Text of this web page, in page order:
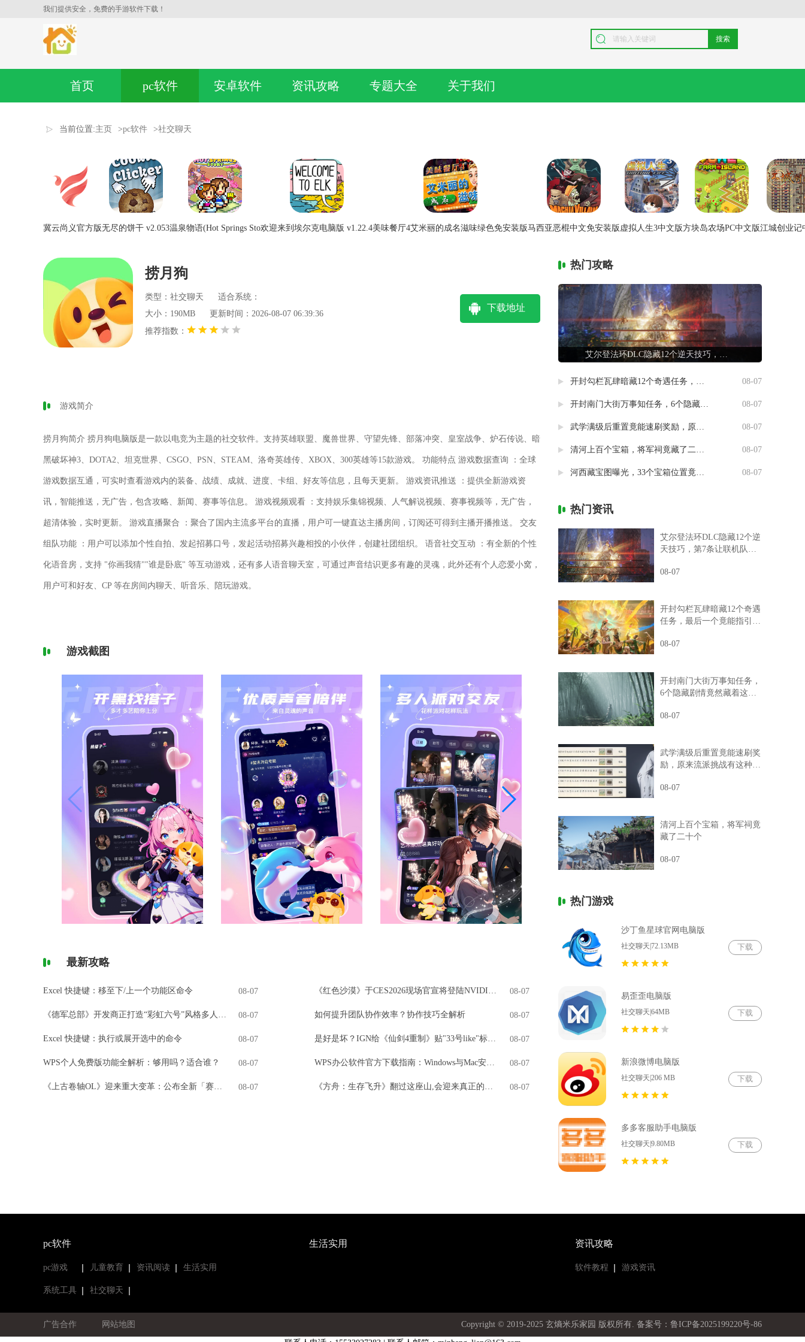
我们提供安全，免费的手游软件下载！
搜索
首页 pc软件 安卓软件 资讯攻略 专题大全 关于我们
当前位置:主页 >pc软件 >社交聊天
冀云尚义官方版无尽的饼干 v2.053温泉物语(Hot Springs Sto欢迎来到埃尔克电脑版 v1.22.4美味餐厅4艾米丽的成名滋味绿色免安装版马西亚恶棍中文免安装版 虚拟人生3中文版方块岛农场PC中文版江城创业记
捞月狗
类型：社交聊天
适合系统：
大小：190MB
更新时间：2026-08-07 06:39:36
推荐指数：
下载地址
游戏简介
捞月狗简介 捞月狗电脑版是一款以电竞为主题的社交软件。支持英雄联盟、魔兽世界、守望先锋、部落冲突、皇室战争、炉石传说、暗
黑破坏神3、DOTA2、坦克世界、CSGO、PSN、STEAM、洛奇英雄传、XBOX、300英雄等15款游戏。 功能特点 游戏数据查询 ：全球
游戏数据互通，可实时查看游戏内的装备、战绩、成就、进度、卡组、好友等信息，且每天更新。 游戏资讯推送 ：提供全新游戏资
讯，智能推送，无广告，包含攻略、新闻、赛事等信息。 游戏视频观看 ：支持娱乐集锦视频、人气解说视频、赛事视频等，无广告，
超清体验，实时更新。 游戏直播聚合 ：聚合了国内主流多平台的直播，用户可一键直达主播房间，订阅还可得到主播开播推送。 交友
组队功能 ：用户可以添加个性自拍、发起招募口号，发起活动招募兴趣相投的小伙伴，创建社团组织。 语音社交互动 ：有全新的个性
化语音房，支持 "你画我猜""谁是卧底" 等互动游戏，还有多人语音聊天室，可通过声音结识更多有趣的灵魂，此外还有个人恋爱小窝，
用户可和好友、CP 等在房间内聊天、听音乐、陪玩游戏。
游戏截图
最新攻略
Excel 快捷键：移至下/上一个功能区命令 08-07 《红色沙漠》于CES2026现场官宣将登陆NVIDIA GeForce NOW 08-07
《德军总部》开发商正打造“彩虹六号”风格多人游戏 08-07 如何提升团队协作效率？协作技巧全解析 08-07
Excel 快捷键：执行或展开选中的命令 08-07 是好是坏？IGN给《仙剑4重制》贴"33号like"标签引热议 08-07
WPS个人免费版功能全解析：够用吗？适合谁？ 08-07 WPS办公软件官方下载指南：Windows与Mac安装全解析 08-07
《上古卷轴OL》迎来重大变革：公布全新「赛季」模式，引领全新时代 08-07 《方舟：生存飞升》翻过这座山,会迎来真正的飞升吗? 08-07
热门攻略
艾尔登法环DLC隐藏12个逆天技巧，第7条让联机队友惊掉下巴
开封勾栏瓦肆暗藏12个奇遇任务，最后一个竟能指引人生方向 08-07
开封南门大街万事知任务，6个隐藏剧情竟然藏着这样的秘密 08-07
武学满级后重置竟能速刷奖励，原来流派挑战有这种捷径 08-07
清河上百个宝箱，将军祠竟藏了二十个 08-07
河西藏宝图曝光，33个宝箱位置竟然暗藏玄机 08-07
热门资讯
艾尔登法环DLC隐藏12个逆
天技巧，第7条让联机队友
08-07
开封勾栏瓦肆暗藏12个奇遇
任务，最后一个竟能指引人
08-07
开封南门大街万事知任务，
6个隐藏剧情竟然藏着这样
08-07
武学满级后重置竟能速刷奖
励，原来流派挑战有这种捷
08-07
清河上百个宝箱，将军祠竟
藏了二十个
08-07
热门游戏
沙丁鱼星球官网电脑版
社交聊天|72.13MB 下载
易歪歪电脑版
社交聊天|64MB 下载
新浪微博电脑版
社交聊天|206 MB 下载
多多客服助手电脑版
社交聊天|9.80MB 下载
pc软件
pc游戏 儿童教育 资讯阅读 生活实用
系统工具 社交聊天
生活实用 资讯攻略
软件教程 游戏资讯
广告合作 网站地图 Copyright © 2019-2025 玄熵米乐家园 版权所有. 备案号：鲁ICP备2025199220号-86